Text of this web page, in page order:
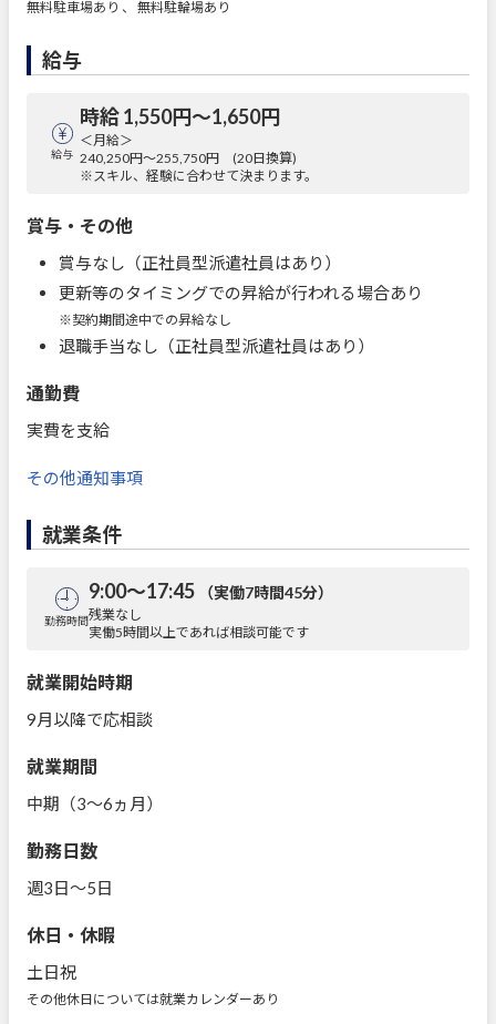
無料駐車場あり 、 無料駐輪場あり
給与
給与
時給 1,550円〜1,650円
＜月給＞
240,250円～255,750円 (20日換算)
※スキル、経験に合わせて決まります。
賞与・その他
賞与なし（正社員型派遣社員はあり）
更新等のタイミングでの昇給が行われる場合あり
※契約期間途中での昇給なし
退職手当なし（正社員型派遣社員はあり）
通勤費
実費を支給
その他通知事項
就業条件
勤務時間
9:00～17:45 （実働7時間45分）
残業なし
実働5時間以上であれば相談可能です
就業開始時期
9月以降で応相談
就業期間
中期（3～6ヵ月）
勤務日数
週3日～5日
休日・休暇
土日祝
その他休日については就業カレンダーあり